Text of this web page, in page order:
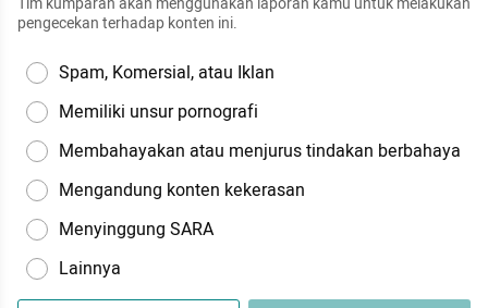
pengecekan terhadap konten ini.
Spam, Komersial, atau Iklan
Memiliki unsur pornografi
Membahayakan atau menjurus tindakan berbahaya
Mengandung konten kekerasan
Menyinggung SARA
Lainnya